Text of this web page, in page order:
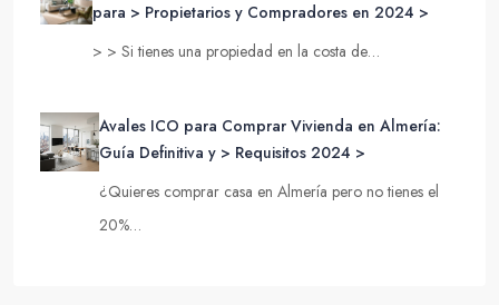
para > Propietarios y Compradores en 2024 >
> > Si tienes una propiedad en la costa de…
Avales ICO para Comprar Vivienda en Almería:
Guía Definitiva y > Requisitos 2024 >
¿Quieres comprar casa en Almería pero no tienes el
20%…